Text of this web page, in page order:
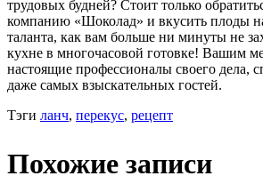
трудовых будней? Стоит только
компанию «Шоколад» и вкусить плоды
таланта, как вам больше ни минуты не
кухне в многочасовой готовке! Вашим
настоящие профессионалы своего дела,
даже самых взыскательных гостей.
Тэги ланч, перекус, рецепт
Похожие записи